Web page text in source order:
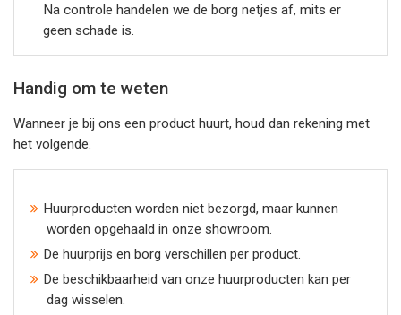
Na controle handelen we de borg netjes af, mits er
geen schade is.
Handig om te weten
Wanneer je bij ons een product huurt, houd dan rekening met
het volgende.
Huurproducten worden niet bezorgd, maar kunnen
worden opgehaald in onze showroom.
De huurprijs en borg verschillen per product.
De beschikbaarheid van onze huurproducten kan per
dag wisselen.